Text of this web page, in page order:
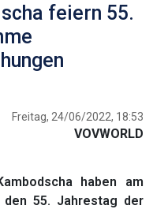
feiern 55.
Freitag, 24/06/2022, 18:53
VOVWORLD
haben am
den 55. Jahrestag der